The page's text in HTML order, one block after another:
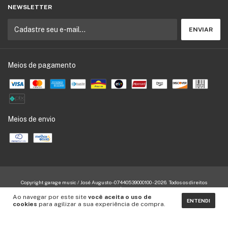
Ao navegar por este site você aceita o uso de
cookies para agilizar a sua experiência de compra. ENTENDI
NEWSLETTER
Meios de pagamento
Meios de envio
Copyright garage music / José Augusto - 07440539000100 - 2026. Todos os direitos
reservados.